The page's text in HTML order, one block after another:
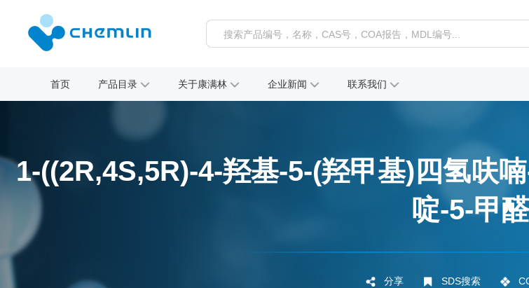
首页 产品目录 关于康满林 企业新闻 联系我们
1-((2R,4S,5R)-4-羟基-5-(羟甲基)四氢呋
啶-5-甲醛
分享 SDS搜索